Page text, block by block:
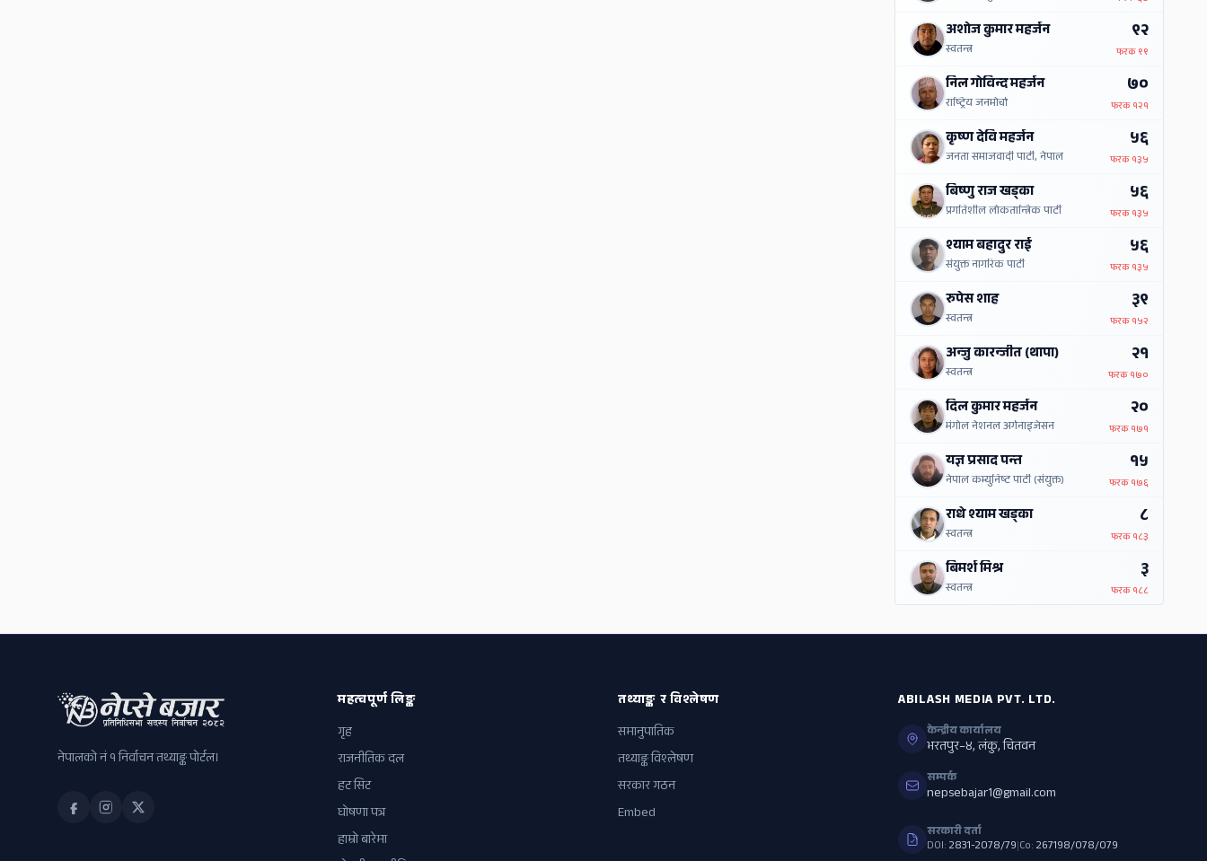
अशोज कुमार महर्जन
स्वतन्त्र
९२
फरक९९
निल गोविन्द महर्जन
राष्ट्रिय जनमोर्चा
७०
फरक१२१
कृष्ण देवि महर्जन
जनता समाजवादी पार्टी, नेपाल
५६
फरक१३५
बिष्णु राज खड्का
प्रगतिशील लोकतान्त्रिक पार्टी
५६
फरक१३५
श्याम बहादुर राई
संयुक्त नागरिक पार्टी
५६
फरक१३५
रुपेस शाह
स्वतन्त्र
३९
फरक१५२
अन्जु कारन्जीत (थापा)
स्वतन्त्र
२१
फरक१७०
दिल कुमार महर्जन
मंगोल नेशनल अर्गनाइजेसन
२०
फरक१७१
यज्ञ प्रसाद पन्त
नेपाल कम्युनिष्ट पार्टी (संयुक्त)
१५
फरक१७६
राधे श्याम खड्का
स्वतन्त्र
८
फरक१८३
बिमर्श मिश्र
स्वतन्त्र
३
फरक१८८
नेपालको नं १ निर्वाचन तथ्याङ्क पोर्टल।
महत्वपूर्ण लिङ्क
गृह
राजनीतिक दल
हट सिट
घोषणा पत्र
हाम्रो बारेमा
तथ्याङ्क र विश्लेषण
समानुपातिक
तथ्याङ्क विश्लेषण
सरकार गठन
Embed
ABILASH MEDIA PVT. LTD.
केन्द्रीय कार्यालय
भरतपुर–४, लंकु, चितवन
सम्पर्क
nepsebajar1@gmail.com
सरकारी दर्ता
DOI: 2831-2078/79|Co: 267198/078/079